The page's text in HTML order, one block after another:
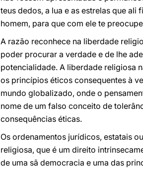
teus dedos, a lua e as estrelas que ali
homem, para que com ele te
A razão reconhece na liberdade
poder procurar a verdade e de lhe
potencialidade. A liberdade religiosa
os princípios éticos consequentes à
mundo globalizado, onde o
nome de um falso conceito de
consequências éticas.
Os ordenamentos jurídicos, estatais
religiosa, que é um direito
de uma sã democracia e uma das